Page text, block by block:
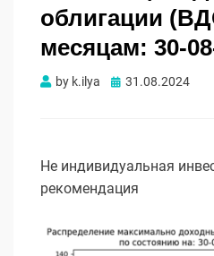
облигации
месяцам: 30-
by k.ilya Опубликовано
31.08.2024
Не индивидуальная
рекомендация